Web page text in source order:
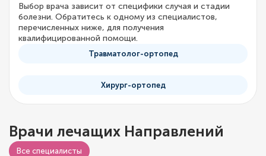
Выбор врача зависит от специфики случая и стадии
болезни. Обратитесь к одному из специалистов,
перечисленных ниже, для получения
квалифицированной помощи.
Травматолог-ортопед
Хирург-ортопед
Врачи лечащих Направлений
Все специалисты